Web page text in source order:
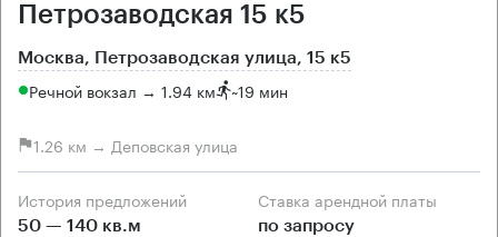
Петрозаводская 15 к5
Москва, Петрозаводская улица, 15 к5
Речной вокзал → 1.94 км ~19 мин
1.26 км → Деповская улица
История предложений
50 — 140 кв.м
Ставка арендной платы
по запросу